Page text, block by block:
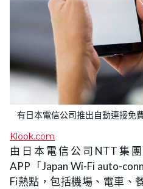
有日本電信公司推出自動連接免
Klook.com
由日本電信公司NTT集
APP「Japan Wi-Fi auto-
Fi熱點，包括機場、電車、